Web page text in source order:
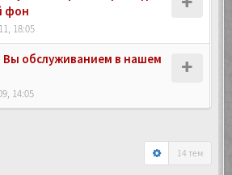
фон
18:05
обслуживанием в нашем
14:05
14 тем